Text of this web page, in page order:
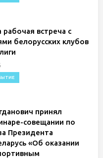
встреча с
белорусских клубов
принял
совещании по
Президента
«Об оказании